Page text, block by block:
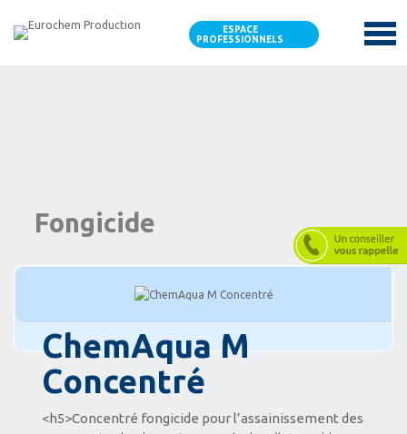
ESPACE
PROFESSIONNELS
Fongicide
ChemAqua M
Concentré
<h5>Concentré fongicide pour l’assainissement des